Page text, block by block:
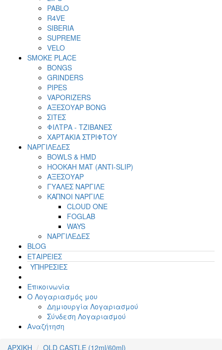
PABLO
R4VE
SIBERIA
SUPREME
VELO
SMOKE PLACE
BONGS
GRINDERS
PIPES
VAPORIZERS
ΑΞΕΣΟΥΑΡ BONG
ΣΙΤΕΣ
ΦΙΛΤΡΑ - ΤΖΙΒΑΝΕΣ
ΧΑΡΤΑΚΙΑ ΣΤΡΙΦΤΟΥ
ΝΑΡΓΙΛΕΔΕΣ
BOWLS & HMD
HOOKAH MAT (ANTI-SLIP)
ΑΞΕΣΟΥΑΡ
ΓΥΑΛΕΣ ΝΑΡΓΙΛΕ
ΚΑΠΝΟΙ ΝΑΡΓΙΛΕ
CLOUD ONE
FOGLAB
WAYS
ΝΑΡΓΙΛΕΔΕΣ
BLOG
ΕΤΑΙΡΕΙΕΣ
ΥΠΗΡΕΣΙΕΣ
Επικοινωνία
Ο Λογαριασμός μου
Δημιουργία Λογαριασμού
Σύνδεση Λογαριασμού
Αναζήτηση
ΑΡΧΙΚΗ OLD CASTLE (12ml/60ml)